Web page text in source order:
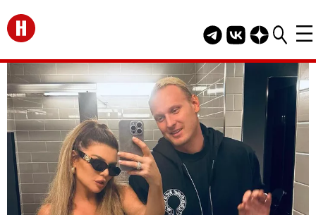
Перейти на главную
Telegram канал
Группа HELLO
Канал